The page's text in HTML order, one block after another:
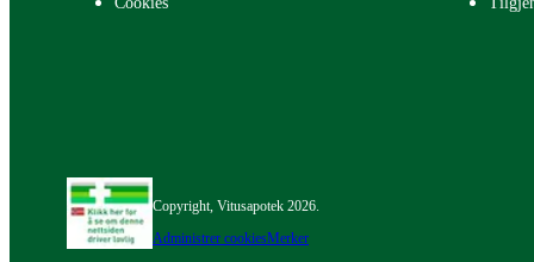
Copyright, Vitusapotek 2026.
Administrer cookiesMerker